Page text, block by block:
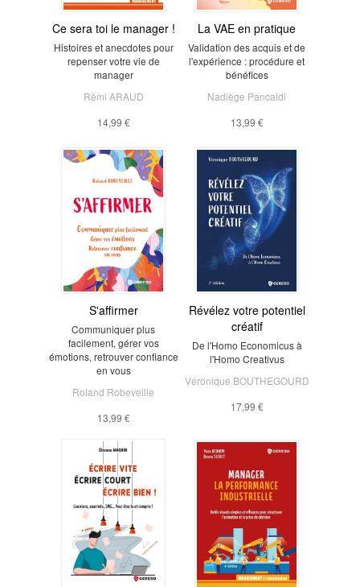
Ce sera toi le manager !
Histoires et anecdotes pour
repenser votre vie de
manager
Rémi ARAUD
14,99 €
La VAE en pratique
Validation des acquis et de
l'expérience : procédure et
bénéfices
Nadiège Pancaldi
13,99 €
S'affirmer
Communiquer plus
facilement, gérer vos
émotions, retrouver confiance
en vous
Roland Robeveille
13,99 €
Révélez votre potentiel
créatif
De l'Homo Economicus à
l'Homo Creativus
Véronique BOUTHEGOURD
17,99 €